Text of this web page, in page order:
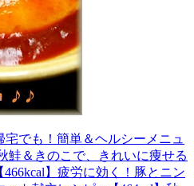
でも！簡単＆ヘルシーメニュ
鮭＆きのこで、きれいに痩せる
466kcal】疲労に効く！豚とニン